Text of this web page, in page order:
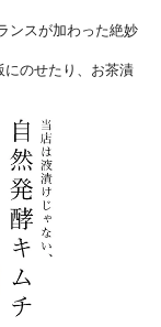
ンスが加わった絶妙
にのせたり、お茶漬